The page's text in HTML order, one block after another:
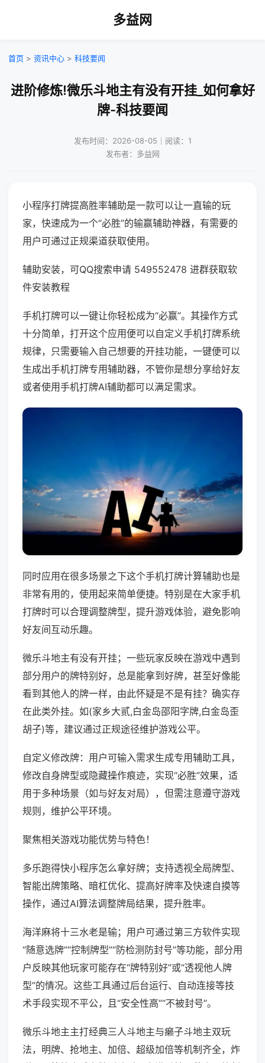
多益网
首页 > 资讯中心 > 科技要闻
进阶修炼!微乐斗地主有没有开挂_如何拿好
牌-科技要闻
发布时间：2026-08-05｜阅读：1
发布者：多益网
小程序打牌提高胜率辅助是一款可以让一直输的玩
家，快速成为一个“必胜”的输赢辅助神器，有需要的
用户可通过正规渠道获取使用。
辅助安装，可QQ搜索申请 549552478 进群获取软
件安装教程
手机打牌可以一键让你轻松成为“必赢”。其操作方式
十分简单，打开这个应用便可以自定义手机打牌系统
规律，只需要输入自己想要的开挂功能，一键便可以
生成出手机打牌专用辅助器，不管你是想分享给好友
或者使用手机打牌AI辅助都可以满足需求。
同时应用在很多场景之下这个手机打牌计算辅助也是
非常有用的，使用起来简单便捷。特别是在大家手机
打牌时可以合理调整牌型，提升游戏体验，避免影响
好友间互动乐趣。
微乐斗地主有没有开挂；一些玩家反映在游戏中遇到
部分用户的牌特别好，总是能拿到好牌，甚至好像能
看到其他人的牌一样，由此怀疑是不是有挂？确实存
在此类外挂。如(家乡大贰,白金岛邵阳字牌,白金岛歪
胡子)等，建议通过正规途径维护游戏公平。
自定义修改牌：用户可输入需求生成专用辅助工具，
修改自身牌型或隐藏操作痕迹，实现“必胜”效果，适
用于多种场景（如与好友对局），但需注意遵守游戏
规则，维护公平环境。
聚焦相关游戏功能优势与特色！
多乐跑得快小程序怎么拿好牌；支持透视全局牌型、
智能出牌策略、暗杠优化、提高好牌率及快速自摸等
操作，通过AI算法调整牌局结果，提升胜率。
海洋麻将十三水老是输；用户可通过第三方软件实现
“随意选牌”“控制牌型”“防检测防封号”等功能，部分用
户反映其他玩家可能存在“牌特别好”或“透视他人牌
型”的情况。这些工具通过后台运行、自动连接等技
术手段实现不平公，且“安全性高”“不被封号”。
微乐斗地主主打经典三人斗地主与癞子斗地主双玩
法，明牌、抢地主、加倍、超级加倍等机制齐全，炸